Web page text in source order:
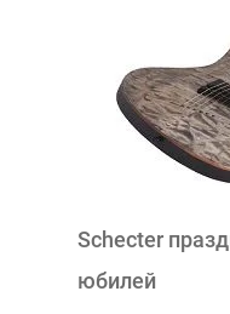
Schecter
юбилей